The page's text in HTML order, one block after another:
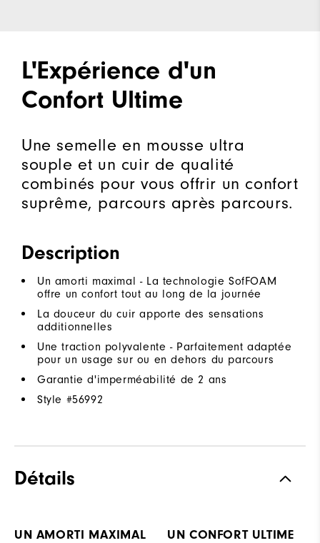
L'Expérience d'un
Confort Ultime
Une semelle en mousse ultra
souple et un cuir de qualité
combinés pour vous offrir un confort
suprême, parcours après parcours.
Description
Un amorti maximal - La technologie SofFOAM
offre un confort tout au long de la journée
La douceur du cuir apporte des sensations
additionnelles
Une traction polyvalente - Parfaitement adaptée
pour un usage sur ou en dehors du parcours
Garantie d'imperméabilité de 2 ans
Style #56992
Détails
UN AMORTI MAXIMAL
UN CONFORT ULTIME